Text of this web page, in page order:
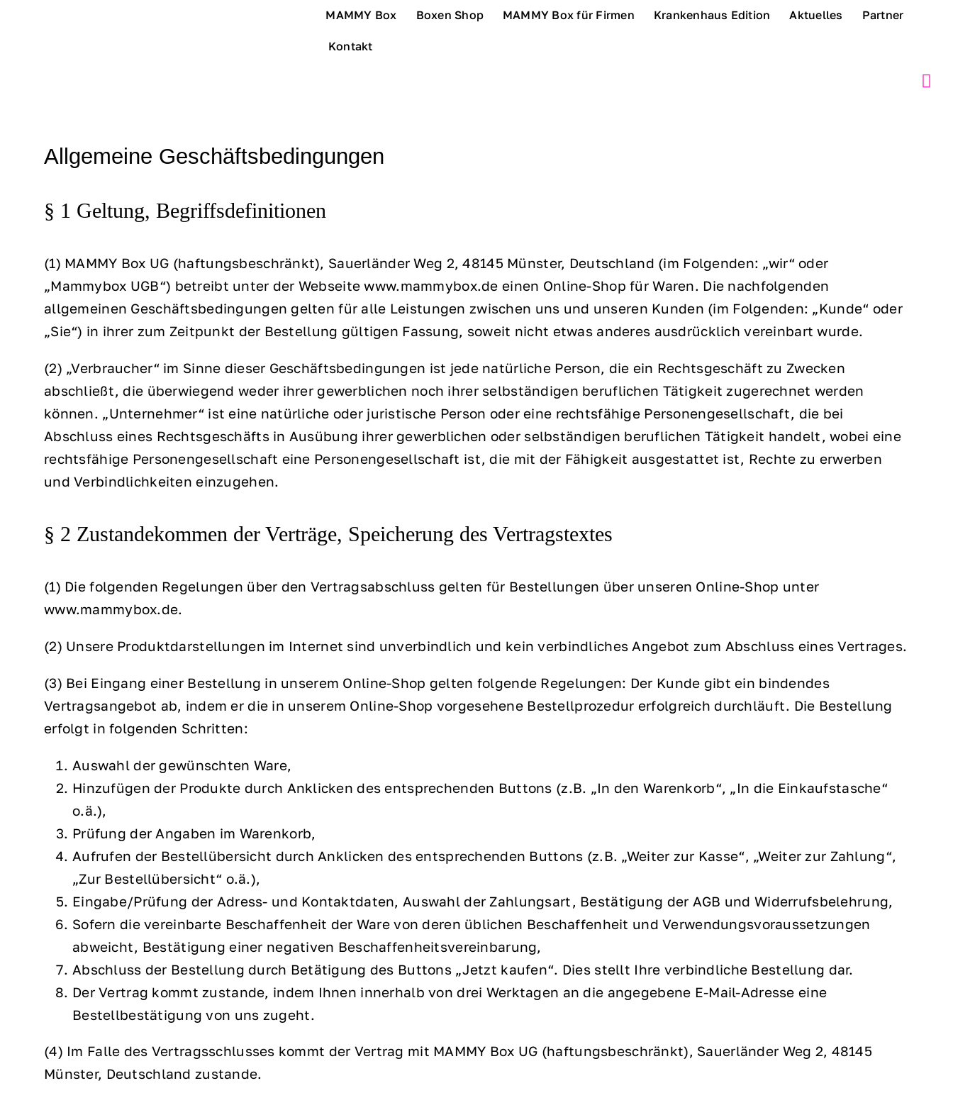
MAMMY Box Boxen Shop MAMMY Box für Firmen Krankenhaus Edition Aktuelles Partner
Kontakt
Allgemeine Geschäftsbedingungen
§ 1 Geltung, Begriffsdefinitionen
(1) ​MAMMY Box UG (haftungsbeschränkt), Sauerländer Weg 2, 48145 Münster, Deutschland (im Folgenden: „wir“ oder
„Mammybox UGB“) betreibt unter der Webseite www.mammybox.de einen Online-Shop für Waren. Die nachfolgenden
allgemeinen Geschäftsbedingungen gelten für alle Leistungen zwischen uns und unseren Kunden (im Folgenden: „Kunde“ oder
„Sie“) in ihrer zum Zeitpunkt der Bestellung gültigen Fassung, soweit nicht etwas anderes ausdrücklich vereinbart wurde.
(2) „Verbraucher“ im Sinne dieser Geschäftsbedingungen ist jede natürliche Person, die ein Rechtsgeschäft zu Zwecken
abschließt, die überwiegend weder ihrer gewerblichen noch ihrer selbständigen beruflichen Tätigkeit zugerechnet werden
können. „Unternehmer“ ist eine natürliche oder juristische Person oder eine rechtsfähige Personengesellschaft, die bei
Abschluss eines Rechtsgeschäfts in Ausübung ihrer gewerblichen oder selbständigen beruflichen Tätigkeit handelt, wobei eine
rechtsfähige Personengesellschaft eine Personengesellschaft ist, die mit der Fähigkeit ausgestattet ist, Rechte zu erwerben
und Verbindlichkeiten einzugehen.
§ 2 Zustandekommen der Verträge, Speicherung des Vertragstextes
(1) Die folgenden Regelungen über den Vertragsabschluss gelten für Bestellungen über unseren Online-Shop unter
www.mammybox.de.
(2) Unsere Produktdarstellungen im Internet sind unverbindlich und kein verbindliches Angebot zum Abschluss eines Vertrages.
(3) Bei Eingang einer Bestellung in unserem Online-Shop gelten folgende Regelungen: Der Kunde gibt ein bindendes
Vertragsangebot ab, indem er die in unserem Online-Shop vorgesehene Bestellprozedur erfolgreich durchläuft. Die Bestellung
erfolgt in folgenden Schritten:
Auswahl der gewünschten Ware,
Hinzufügen der Produkte durch Anklicken des entsprechenden Buttons (z.B. „In den Warenkorb“, „In die Einkaufstasche“
o.ä.),
Prüfung der Angaben im Warenkorb,
Aufrufen der Bestellübersicht durch Anklicken des entsprechenden Buttons (z.B. „Weiter zur Kasse“, „Weiter zur Zahlung“,
„Zur Bestellübersicht“ o.ä.),
Eingabe/Prüfung der Adress- und Kontaktdaten, Auswahl der Zahlungsart, Bestätigung der AGB und Widerrufsbelehrung,
Sofern die vereinbarte Beschaffenheit der Ware von deren üblichen Beschaffenheit und Verwendungsvoraussetzungen
abweicht, Bestätigung einer negativen Beschaffenheitsvereinbarung,
Abschluss der Bestellung durch Betätigung des Buttons „Jetzt kaufen“. Dies stellt Ihre verbindliche Bestellung dar.
Der Vertrag kommt zustande, indem Ihnen innerhalb von drei Werktagen an die angegebene E-Mail-Adresse eine
Bestellbestätigung von uns zugeht.
(4) Im Falle des Vertragsschlusses kommt der Vertrag mit ​MAMMY Box UG (haftungsbeschränkt), Sauerländer Weg 2, 48145
Münster, Deutschland zustande.